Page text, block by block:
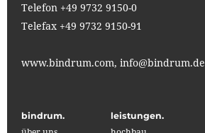
Telefon +49 9732 9150-0
Telefax +49 9732 9150-91
www.bindrum.com, info@bindrum.de
bindrum. leistungen.